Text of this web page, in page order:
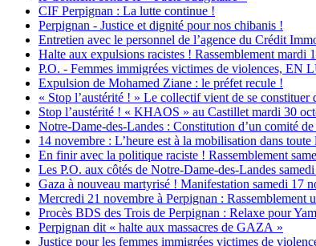
CIF Perpignan : La lutte continue !
Perpignan - Justice et dignité pour nos chibanis !
Entretien avec le personnel de l’agence du Crédit
Halte aux expulsions racistes ! Rassemblement mardi
P.O. - Femmes immigrées victimes de violences, EN
Expulsion de Mohamed Ziane : le préfet recule !
« Stop l’austérité ! » Le collectif vient de se constituer
Stop l’austérité ! « KHAOS » au Castillet mardi 30
Notre-Dame-des-Landes : Constitution d’un comité
14 novembre : L’heure est à la mobilisation dans
En finir avec la politique raciste ! Rassemblement
Les P.O. aux côtés de Notre-Dame-des-Landes
Gaza à nouveau martyrisé ! Manifestation samedi 17
Mercredi 21 novembre à Perpignan : Rassemblement
Procès BDS des Trois de Perpignan : Relaxe pour
Perpignan dit « halte aux massacres de GAZA »
Justice pour les femmes immigrées victimes de